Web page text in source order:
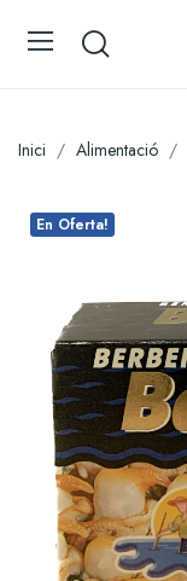
Inici Alimentació
En Oferta!